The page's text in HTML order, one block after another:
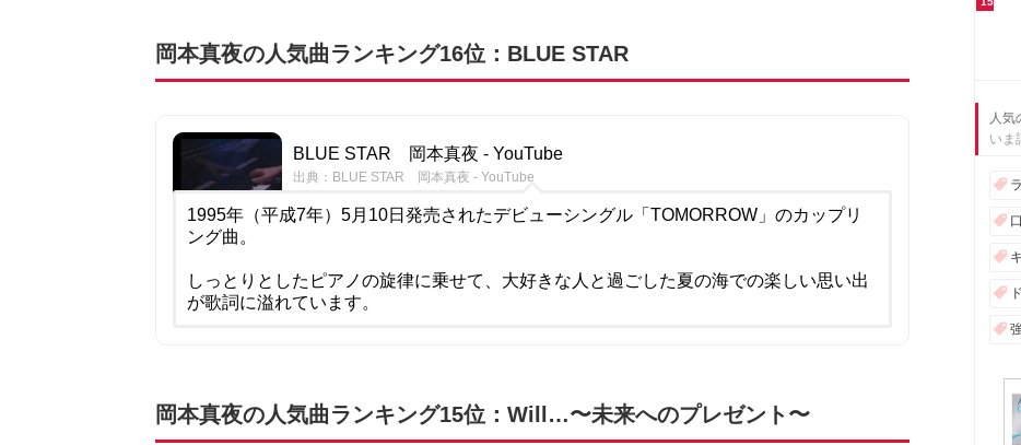
岡本真夜の人気曲ランキング16位：BLUE STAR
BLUE STAR 岡本真夜 - YouTube
出典：BLUE STAR 岡本真夜 - YouTube
1995年（平成7年）5月10日発売されたデビューシングル「TOMORROW」のカップリ
ング曲。
しっとりとしたピアノの旋律に乗せて、大好きな人と過ごした夏の海での楽しい思い出
が歌詞に溢れています。
岡本真夜の人気曲ランキング15位：Will…〜未来へのプレゼント〜
人気
いま